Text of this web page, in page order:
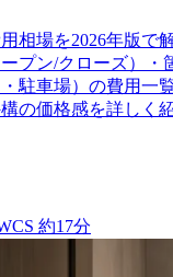
相場を2026年版で
プン/クローズ）・
駐車場）の費用一
の価格感を詳しく
約17分